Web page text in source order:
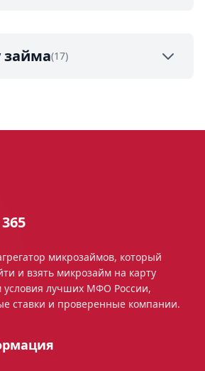
займа(17)
микрозаймов, который
и взять микрозайм на карту
условия лучших МФО России,
ставки и проверенные компании.